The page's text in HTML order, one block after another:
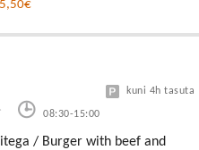
5,50€
08:30-15:00
kuni 4h tasuta
/ Burger with beef and